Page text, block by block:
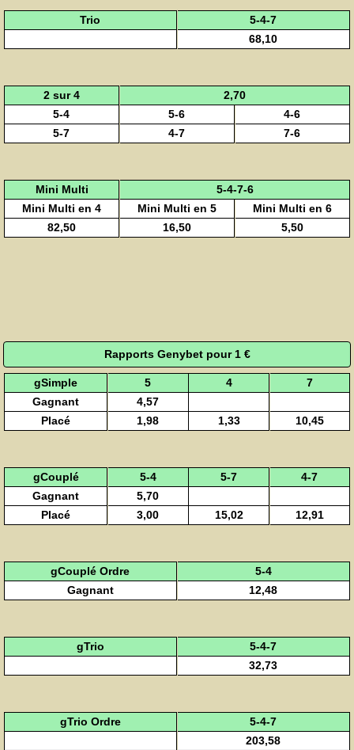
Trio
5-4-7
68,10
2 sur 4
2,70
5-4
5-6
4-6
5-7
4-7 7-6
Mini Multi
5-4-7-6
Mini Multi en 4
Mini Multi en 5
Mini Multi en 6
82,50
16,50 5,50
Rapports Genybet pour 1 €
gSimple 5 4
7
Gagnant
4,57
Placé
1,98 1,33 10,45
gCouplé 5-4 5-7
4-7
Gagnant
5,70
Placé
3,00 15,02 12,91
gCouplé Ordre
5-4
Gagnant
12,48
gTrio
5-4-7
32,73
gTrio Ordre
5-4-7
203,58